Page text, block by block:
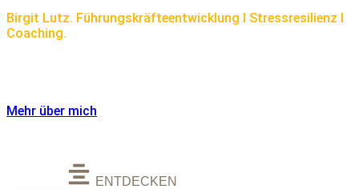
Birgit Lutz. Führungskräfteentwicklung I Stressresilienz I
Coaching.
Mehr über mich
ENTDECKEN